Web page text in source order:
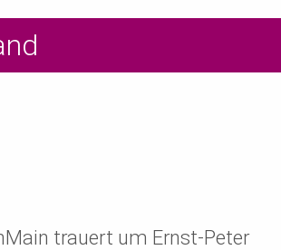
trauert um Ernst-Peter